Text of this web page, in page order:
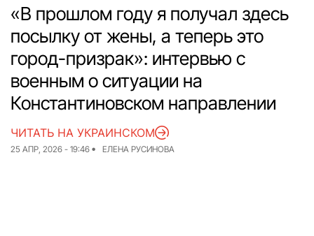
О нас
Инструкции
Спорт
Интервью
Досье
Репортаж
Блог
Проекты
Команда
Авторы
«В прошлом году я получал здесь
посылку от жены, а теперь это
город-призрак»: интервью с
военным о ситуации на
Константиновском направлении
25 АПР, 2026 - 19:46 ЕЛЕНА РУСИНОВА
ЧИТАТЬ НА УКРАИНСКОМ